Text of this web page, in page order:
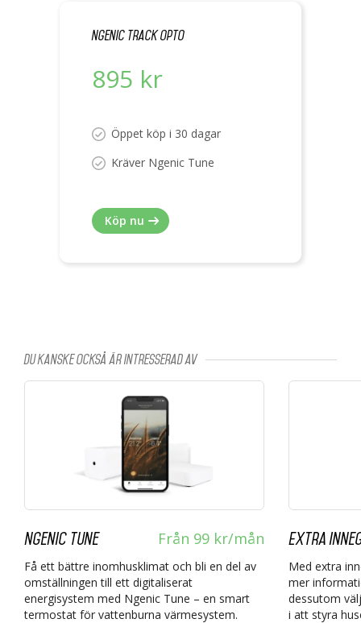
Ngenic Track Opto
895 kr
Öppet köp i 30 dagar
Kräver Ngenic Tune
Köp nu
Du kanske också är intresserad av
Ngenic Tune Från 99 kr/mån
Få ett bättre inomhusklimat och bli en del av
omställningen till ett digitaliserat
energisystem med Ngenic Tune – en smart
termostat för vattenburna värmesystem.
Extra
Med extra
mer
dessutom
i att styra